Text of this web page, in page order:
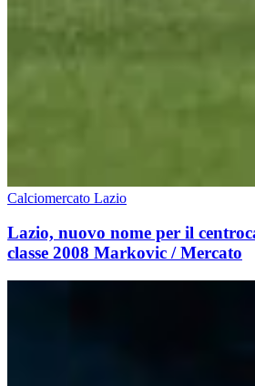
Calciomercato Lazio
Lazio, nuovo nome per il
classe 2008 Markovic / Mercato